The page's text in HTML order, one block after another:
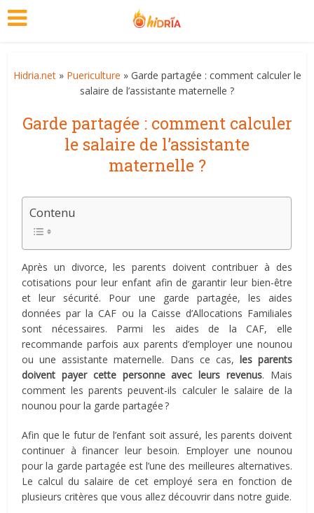
Hidria.net» Puericulture » Garde partagée : comment calculer le
salaire de l’assistante maternelle ?
Garde partagée : comment calculer
le salaire de l’assistante
maternelle ?
Contenu
Après un divorce, les parents doivent contribuer à des
cotisations pour leur enfant afin de garantir leur bien-être
et leur sécurité. Pour une garde partagée, les aides
données par la CAF ou la Caisse d’Allocations Familiales
sont nécessaires. Parmi les aides de la CAF, elle
recommande parfois aux parents d’employer une nounou
ou une assistante maternelle. Dans ce cas, les parents
doivent payer cette personne avec leurs revenus. Mais
comment les parents peuvent-ils calculer le salaire de la
nounou pour la garde partagée ?
Afin que le futur de l’enfant soit assuré, les parents doivent
continuer à financer leur besoin. Employer une nounou
pour la garde partagée est l’une des meilleures alternatives.
Le calcul du salaire de cet employé sera en fonction de
plusieurs critères que vous allez découvrir dans notre guide.